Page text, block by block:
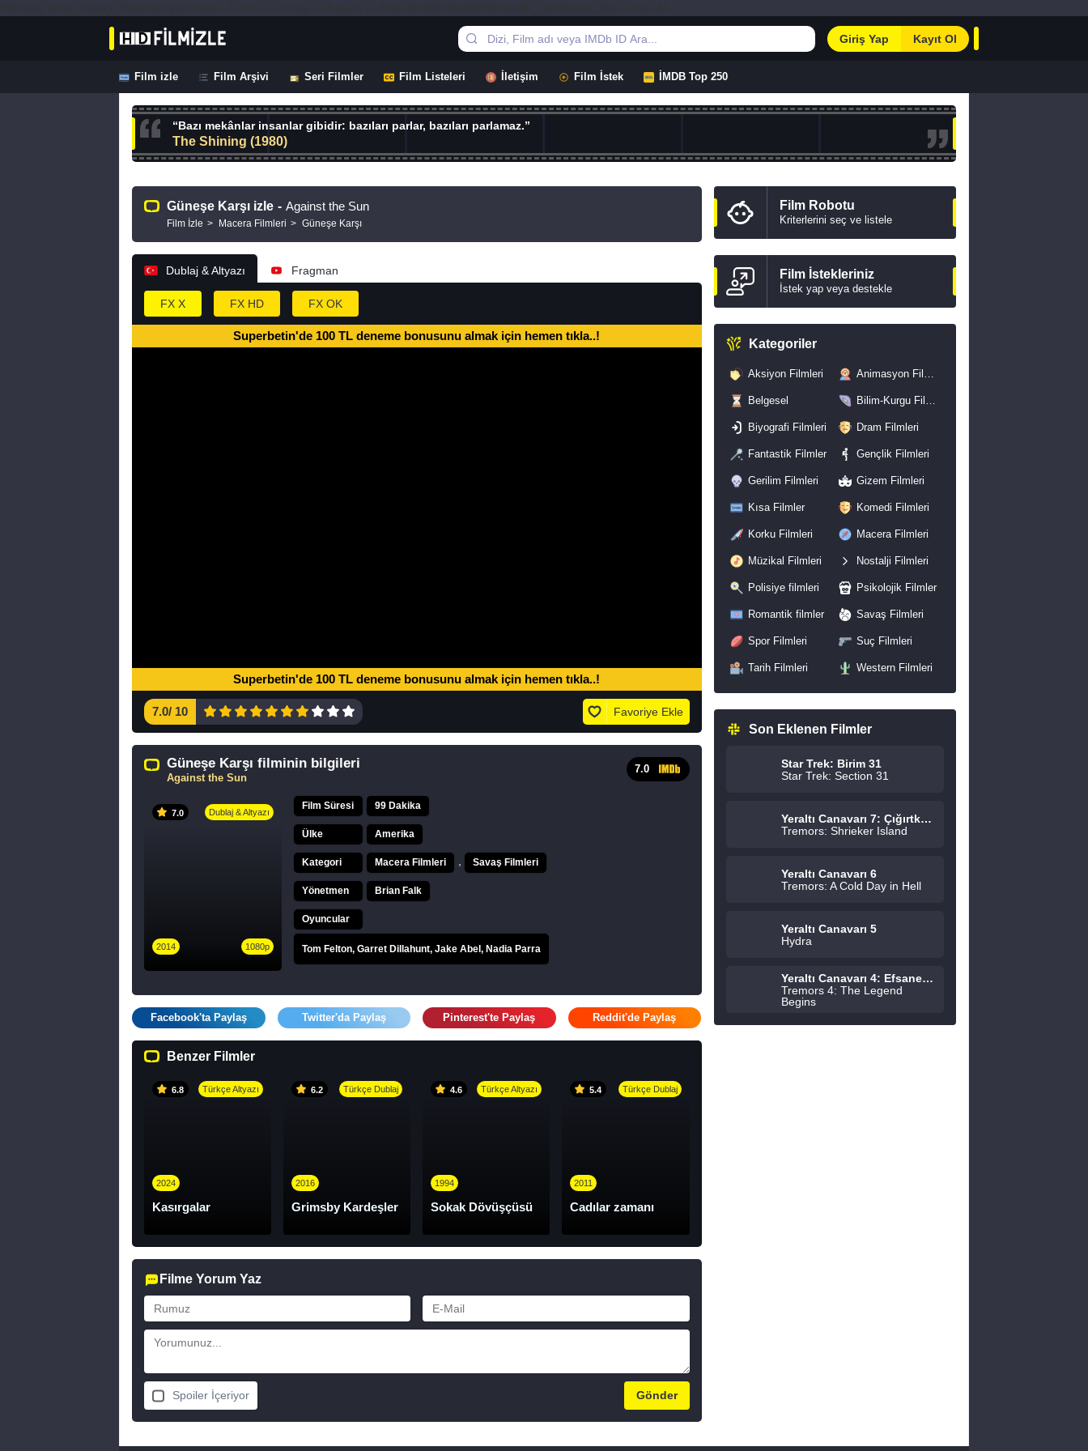
Giriş Yap Kayıt Ol
Film izle Film Arşivi Seri Filmler Film Listeleri İletişim Film İstek İMDB Top 250
“Bazı mekânlar insanlar gibidir: bazıları parlar, bazıları parlamaz.”
The Shining (1980)
Güneşe Karşı izle - Against the Sun
Film İzle Macera Filmleri Güneşe Karşı
Dublaj & Altyazı Fragman
FX X FX HD FX OK
Superbetin'de 100 TL deneme bonusunu almak için hemen tıkla..!
Superbetin'de 100 TL deneme bonusunu almak için hemen tıkla..!
7.0/ 10 Favoriye Ekle
Güneşe Karşı filminin bilgileri
Against the Sun
7.0
7.0 Dublaj & Altyazı
2014 1080p
Film Süresi 99 Dakika
Ülke Amerika
Kategori Macera Filmleri Savaş Filmleri
Yönetmen Brian Falk
Oyuncular
Tom Felton, Garret Dillahunt, Jake Abel, Nadia Parra
Facebook'ta Paylaş Twitter'da Paylaş Pinterest'te Paylaş Reddit'de Paylaş
Benzer Filmler
6.8 Türkçe Altyazı
2024
Kasırgalar
6.2 Türkçe Dublaj
2016
Grimsby Kardeşler
4.6 Türkçe Altyazı
1994
Sokak Dövüşçüsü
5.4 Türkçe Dublaj
2011
Cadılar zamanı
Filme Yorum Yaz
Spoiler İçeriyor
Film Robotu
Kriterlerini seç ve listele
Film İstekleriniz
İstek yap veya destekle
Kategoriler
Aksiyon Filmleri Animasyon Filmleri
Belgesel Bilim-Kurgu Filmleri
Biyografi Filmleri Dram Filmleri
Fantastik Filmler Gençlik Filmleri
Gerilim Filmleri Gizem Filmleri
Kısa Filmler Komedi Filmleri
Korku Filmleri Macera Filmleri
Müzikal Filmleri Nostalji Filmleri
Polisiye filmleri Psikolojik Filmler
Romantik filmler Savaş Filmleri
Spor Filmleri Suç Filmleri
Tarih Filmleri Western Filmleri
Son Eklenen Filmler
Star Trek: Birim 31
Star Trek: Section 31
Yeraltı Canavarı 7: Çığırtkanlar Adası
Tremors: Shrieker Island
Yeraltı Canavarı 6
Tremors: A Cold Day in Hell
Yeraltı Canavarı 5
Hydra
Yeraltı Canavarı 4: Efsane Başlıyor
Tremors 4: The Legend
Begins